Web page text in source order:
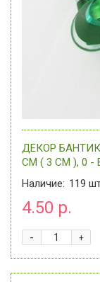
ДЕКОР
СМ ( 3 СМ ), 0 -
Наличие: 119
4.50 р.
+
-